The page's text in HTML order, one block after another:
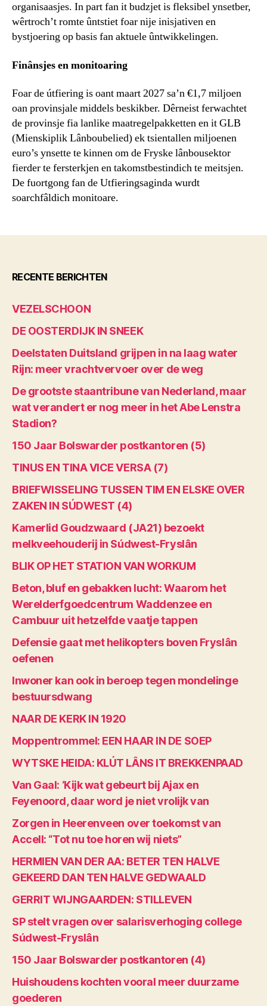
organisaasjes. In part fan it budzjet is fleksibel ynsetber,
wêrtroch’t romte ûntstiet foar nije inisjativen en
bystjoering op basis fan aktuele ûntwikkelingen.
Finânsjes en monitoaring
Foar de útfiering is oant maart 2027 sa’n €1,7 miljoen
oan provinsjale middels beskikber. Dêrneist ferwachtet
de provinsje fia lanlike maatregelpakketten en it GLB
(Mienskiplik Lânboubelied) ek tsientallen miljoenen
euro’s ynsette te kinnen om de Fryske lânbousektor
fierder te fersterkjen en takomstbestindich te meitsjen.
De fuortgong fan de Utfieringsaginda wurdt
soarchfâldich monitoare.
RECENTE BERICHTEN
VEZELSCHOON
DE OOSTERDIJK IN SNEEK
Deelstaten Duitsland grijpen in na laag water
Rijn: meer vrachtvervoer over de weg
De grootste staantribune van Nederland, maar
wat verandert er nog meer in het Abe Lenstra
Stadion?
150 Jaar Bolswarder postkantoren (5)
TINUS EN TINA VICE VERSA (7)
BRIEFWISSELING TUSSEN TIM EN ELSKE OVER
ZAKEN IN SÚDWEST (4)
Kamerlid Goudzwaard (JA21) bezoekt
melkveehouderij in Súdwest-Fryslân
BLIK OP HET STATION VAN WORKUM
Beton, bluf en gebakken lucht: Waarom het
Werelderfgoedcentrum Waddenzee en
Cambuur uit hetzelfde vaatje tappen
Defensie gaat met helikopters boven Fryslân
oefenen
Inwoner kan ook in beroep tegen mondelinge
bestuursdwang
NAAR DE KERK IN 1920
Moppentrommel: EEN HAAR IN DE SOEP
WYTSKE HEIDA: KLÚT LÂNS IT BREKKENPAAD
Van Gaal: ‘Kijk wat gebeurt bij Ajax en
Feyenoord, daar word je niet vrolijk van
Zorgen in Heerenveen over toekomst van
Accell: “Tot nu toe horen wij niets”
HERMIEN VAN DER AA: BETER TEN HALVE
GEKEERD DAN TEN HALVE GEDWAALD
GERRIT WIJNGAARDEN: STILLEVEN
SP stelt vragen over salarisverhoging college
Súdwest-Fryslân
150 Jaar Bolswarder postkantoren (4)
Huishoudens kochten vooral meer duurzame
goederen